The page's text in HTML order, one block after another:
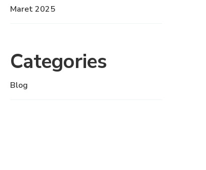
Maret 2025
Categories
Blog